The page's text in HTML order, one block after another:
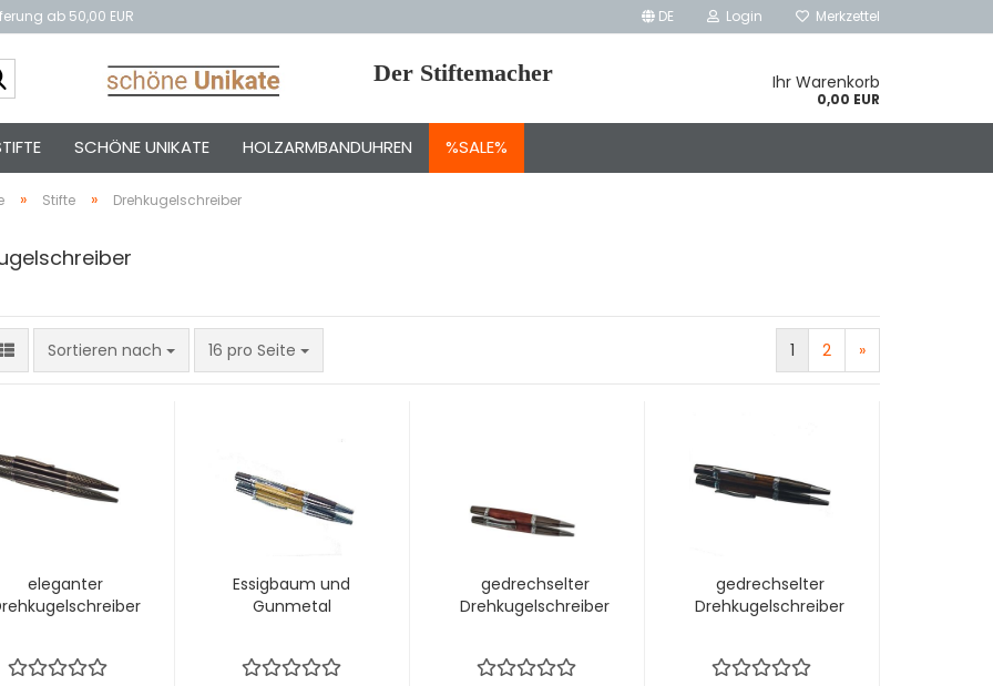
ab 50,00 EUR DE Login Merkzettel
Der Stiftemacher Ihr Warenkorb
0,00 EUR
SCHÖNE UNIKATE HOLZARMBANDUHREN %SALE%
» Stifte » Drehkugelschreiber
Sortieren nach
Sortieren nach 16 pro Seite
pro Seite 1 2 »
eleganter
Essigbaum und
Gunmetal
gedrechselter
Drehkugelschreiber
gedrechselter
Drehkugelschreiber